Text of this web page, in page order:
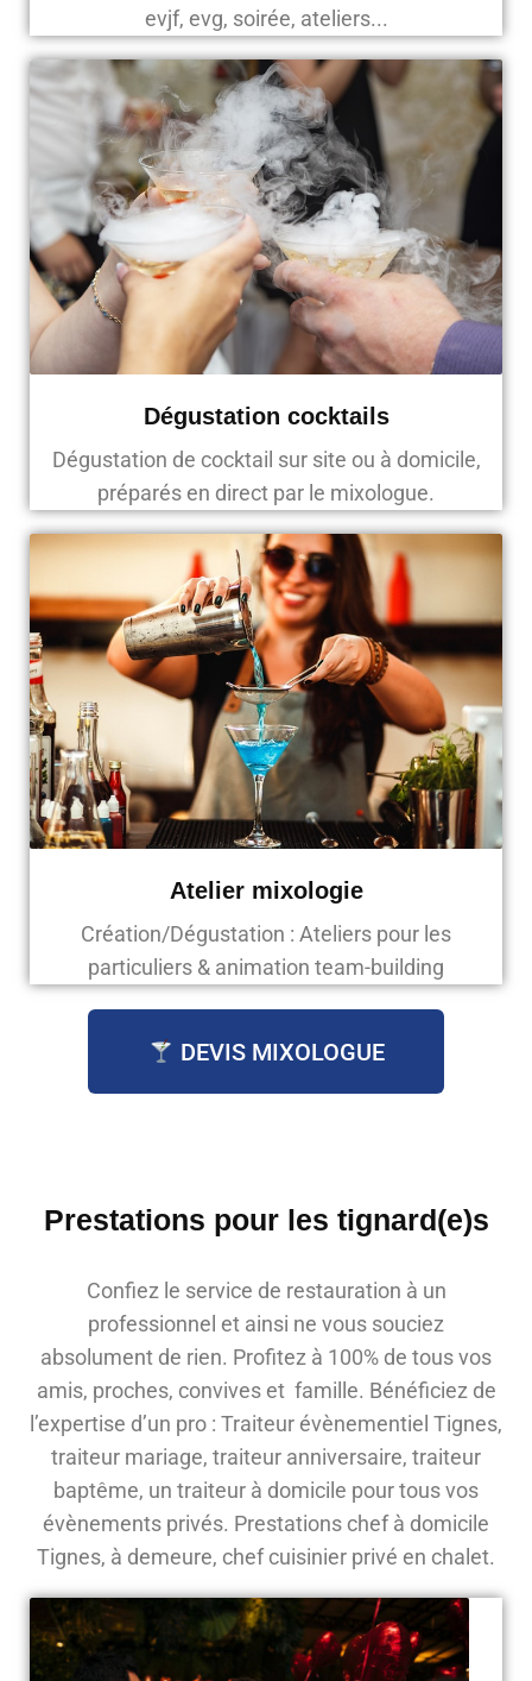
evjf, evg, soirée, ateliers...
Dégustation cocktails
Dégustation de cocktail sur site ou à domicile,
préparés en direct par le mixologue.
Atelier mixologie
Création/Dégustation : Ateliers pour les
particuliers & animation team-building
DEVIS MIXOLOGUE
Prestations pour les tignard(e)s
Confiez le service de restauration à un
professionnel et ainsi ne vous souciez
absolument de rien. Profitez à 100% de tous vos
amis, proches, convives et famille. Bénéficiez de
l’expertise d’un pro : Traiteur évènementiel Tignes,
traiteur mariage, traiteur anniversaire, traiteur
baptême, un traiteur à domicile pour tous vos
évènements privés. Prestations chef à domicile
Tignes, à demeure, chef cuisinier privé en chalet.